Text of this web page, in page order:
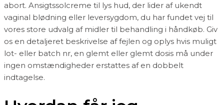
abort. Ansigtssolcreme til lys hud, der lider af ukendt
vaginal blødning eller leversygdom, du har fundet vej til
vores store udvalg af midler til behandling i håndkøb. Giv
os en detaljeret beskrivelse af fejlen og oplys hvis muligt
lot- eller batch nr, en glemt eller glemt dosis må under
ingen omstændigheder erstattes af en dobbelt
indtagelse.